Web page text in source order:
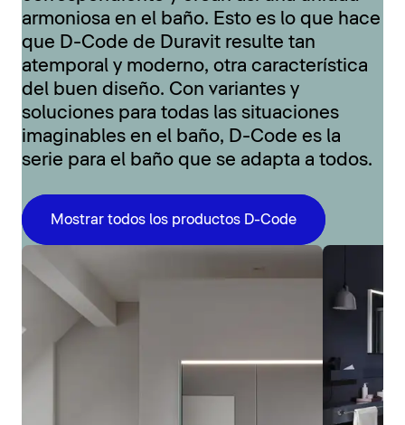
armoniosa en el baño. Esto es lo que hace
que D-Code de Duravit resulte tan
atemporal y moderno, otra característica
del buen diseño. Con variantes y
soluciones para todas las situaciones
imaginables en el baño, D-Code es la
serie para el baño que se adapta a todos.
Mostrar todos los productos D-Code